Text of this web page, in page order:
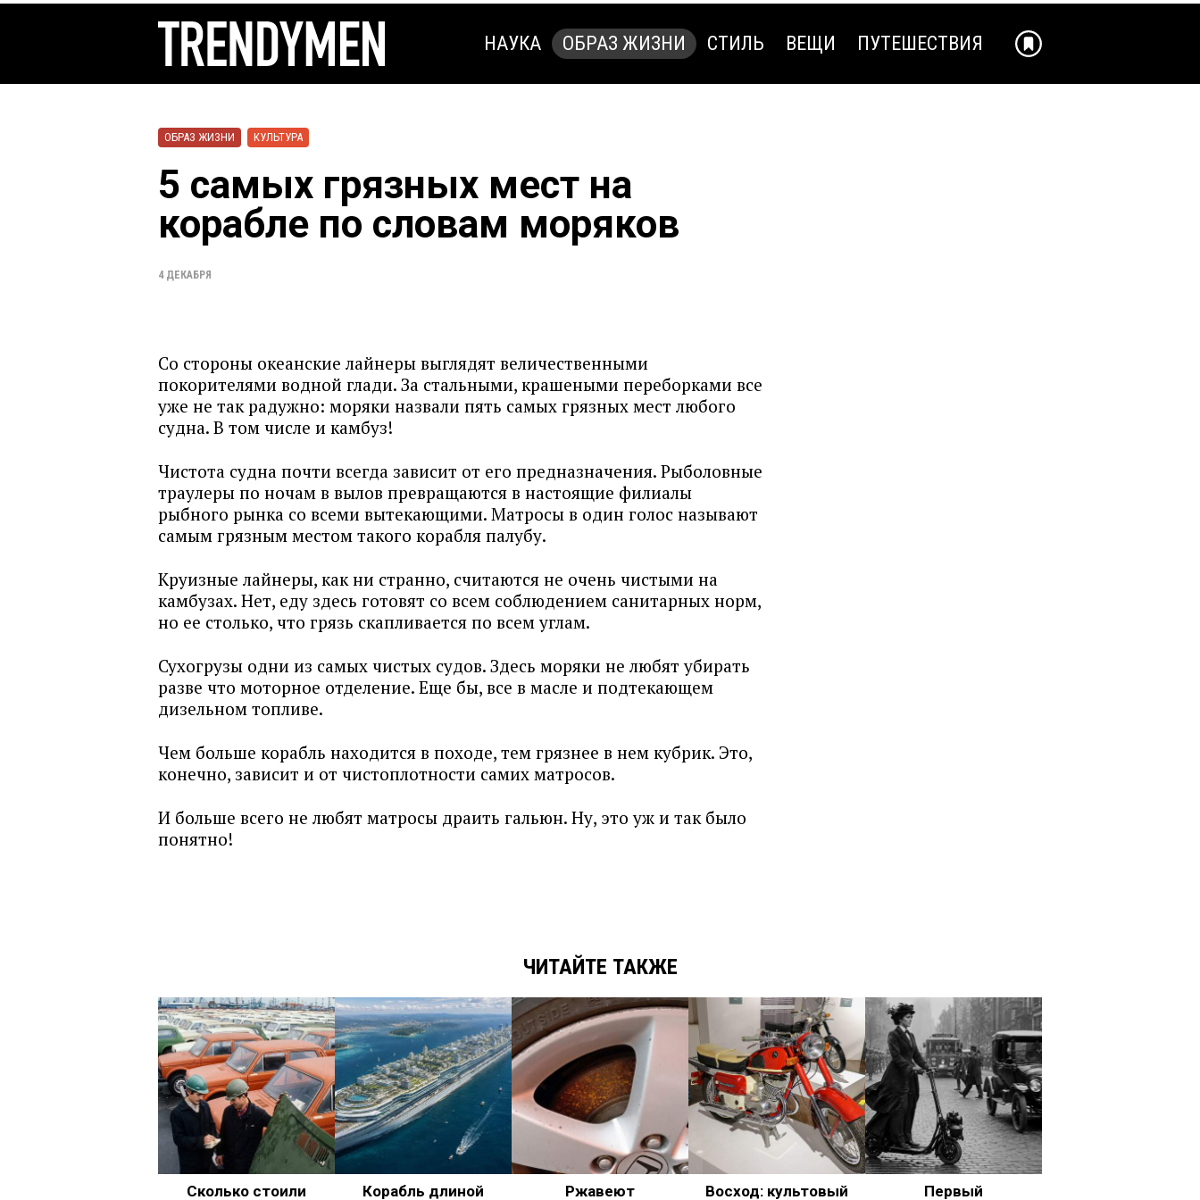
НАУКА ОБРАЗ ЖИЗНИ СТИЛЬ ВЕЩИ ПУТЕШЕСТВИЯ
ОБРАЗ ЖИЗНИ КУЛЬТУРА
5 самых грязных мест на
корабле по словам моряков
4 ДЕКАБРЯ
Со стороны океанские лайнеры выглядят величественными
покорителями водной глади. За стальными, крашеными переборками все
уже не так радужно: моряки назвали пять самых грязных мест любого
судна. В том числе и камбуз!
Чистота судна почти всегда зависит от его предназначения. Рыболовные
траулеры по ночам в вылов превращаются в настоящие филиалы
рыбного рынка со всеми вытекающими. Матросы в один голос называют
самым грязным местом такого корабля палубу.
Круизные лайнеры, как ни странно, считаются не очень чистыми на
камбузах. Нет, еду здесь готовят со всем соблюдением санитарных норм,
но ее столько, что грязь скапливается по всем углам.
Сухогрузы одни из самых чистых судов. Здесь моряки не любят убирать
разве что моторное отделение. Еще бы, все в масле и подтекающем
дизельном топливе.
Чем больше корабль находится в походе, тем грязнее в нем кубрик. Это,
конечно, зависит и от чистоплотности самих матросов.
И больше всего не любят матросы драить гальюн. Ну, это уж и так было
понятно!
ЧИТАЙТЕ ТАКЖЕ
Сколько стоили Корабль длиной Ржавеют Восход: культовый Первый